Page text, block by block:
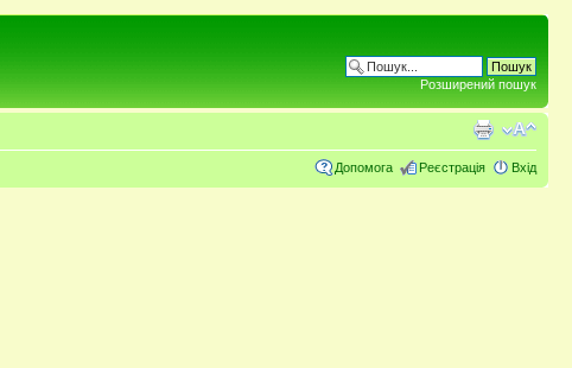
Розширений пошук
Допомога Реєстрація Вхід